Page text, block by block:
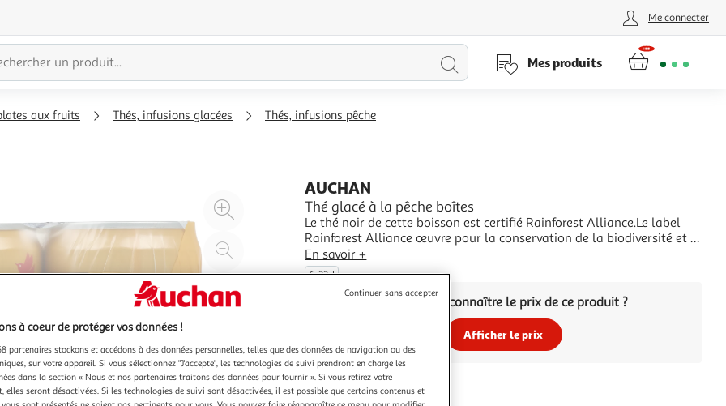
Me connecter
Lancer
Mes produits
aux fruits Thés, infusions glacées Thés, infusions pêche
Agrandir
l'illustration
200%
l'illustration
à
100
Partager
le
AUCHAN
Thé glacé à la pêche boîtes
Le thé noir de cette boisson est certifié Rainforest Alliance.Le label
Rainforest Alliance œuvre pour la conservation de la biodiversité et le
respect des droits des travailleurs. Ce label vous permet de choisir les
produits qui contribuent à un meilleur futur pour l'humain et la
En savoir +
6x33cl
Vous voulez connaître le prix de ce produit ?
Afficher le prix
à coeur de protéger vos données !
partenaires stockons et accédons à des données personnelles, telles que des données de navigation ou des
sur votre appareil. Si vous sélectionnez "J'accepte", les technologies de suivi prendront en charge les
dans la section « Nous et nos partenaires traitons des données pour fournir ». Si vous retirez votre
elles seront désactivées. Si les technologies de suivi sont désactivées, il est possible que certains contenus et
Continuer sans accepter